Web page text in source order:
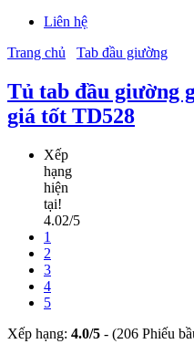
Liên hệ
Trang chủ
Tab đầu giường
Tủ tab đầu giường
giá tốt TD528
Xếp
hạng
hiện
tại!
4.02/5
1
2
3
4
5
Xếp hạng: 4.0/5 - (206 Phiếu